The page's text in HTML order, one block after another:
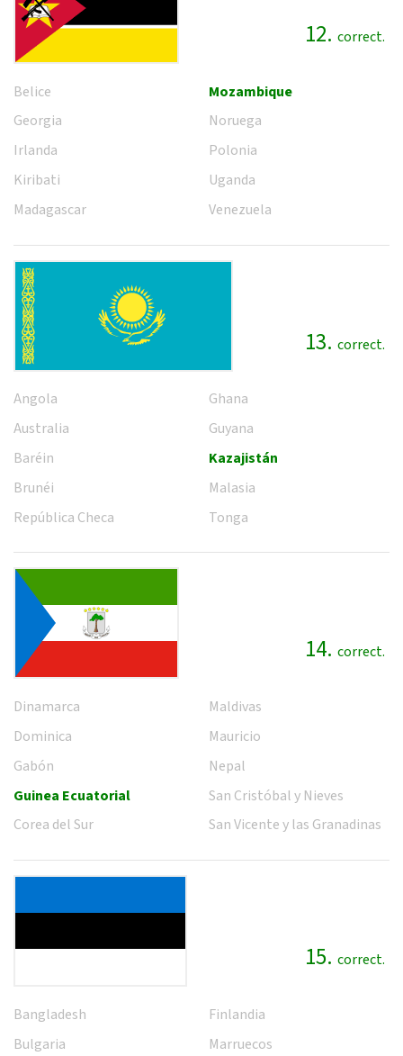
12. correct.
Belice
Georgia
Irlanda
Kiribati
Madagascar
Mozambique
Noruega
Polonia
Uganda
Venezuela
13. correct.
Angola
Australia
Baréin
Brunéi
República Checa
Ghana
Guyana
Kazajistán
Malasia
Tonga
14. correct.
Dinamarca
Dominica
Gabón
Guinea Ecuatorial
Corea del Sur
Maldivas
Mauricio
Nepal
San Cristóbal y Nieves
San Vicente y las Granadinas
15. correct.
Bangladesh
Bulgaria
Finlandia
Marruecos